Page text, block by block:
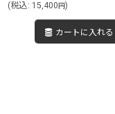
(税込: 15,400円)
カートに入れる